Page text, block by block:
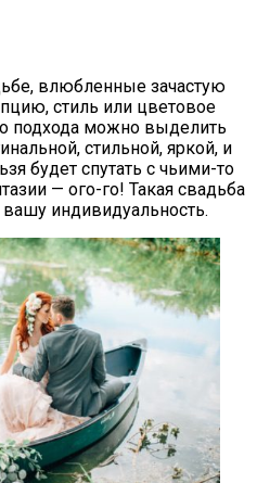
влюбленные зачастую
стиль или цветовое
подхода можно выделить
стильной, яркой, и
будет спутать с чьими-то
— ого-го! Такая свадьба
индивидуальность.